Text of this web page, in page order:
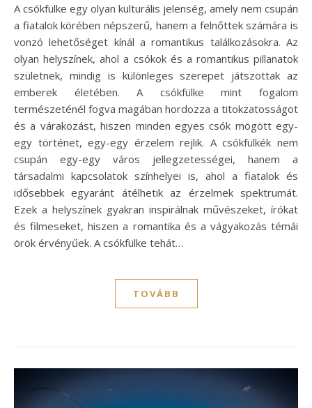
A csókfülke egy olyan kulturális jelenség, amely nem csupán
a fiatalok körében népszerű, hanem a felnőttek számára is
vonzó lehetőséget kínál a romantikus találkozásokra. Az
olyan helyszínek, ahol a csókok és a romantikus pillanatok
születnek, mindig is különleges szerepet játszottak az
emberek életében. A csókfülke mint fogalom
természeténél fogva magában hordozza a titokzatosságot
és a várakozást, hiszen minden egyes csók mögött egy-
egy történet, egy-egy érzelem rejlik. A csókfülkék nem
csupán egy-egy város jellegzetességei, hanem a
társadalmi kapcsolatok színhelyei is, ahol a fiatalok és
idősebbek egyaránt átélhetik az érzelmek spektrumát.
Ezek a helyszínek gyakran inspirálnak művészeket, írókat
és filmeseket, hiszen a romantika és a vágyakozás témái
örök érvényűek. A csókfülke tehát…
TOVÁBB